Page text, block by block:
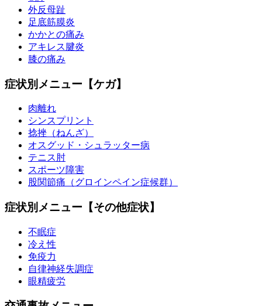
外反母趾
足底筋膜炎
かかとの痛み
アキレス腱炎
膝の痛み
症状別メニュー【ケガ】
肉離れ
シンスプリント
捻挫（ねんざ）
オスグッド・シュラッター病
テニス肘
スポーツ障害
股関節痛（グロインペイン症候群）
症状別メニュー【その他症状】
不眠症
冷え性
免疫力
自律神経失調症
眼精疲労